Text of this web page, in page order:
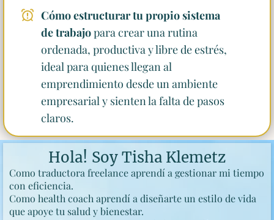
Cómo estructurar tu propio sistema
de trabajopara crear una rutina
ordenada, productiva y libre de estrés,
ideal para quienes llegan al
emprendimiento desde un ambiente
empresarial y sienten la falta de pasos
claros.
Hola! Soy Tisha Klemetz
Como traductora freelance aprendí a gestionar mi tiempo
con eficiencia.
Como health coach aprendí a diseñarte un estilo de vida
que apoye tu salud y bienestar.